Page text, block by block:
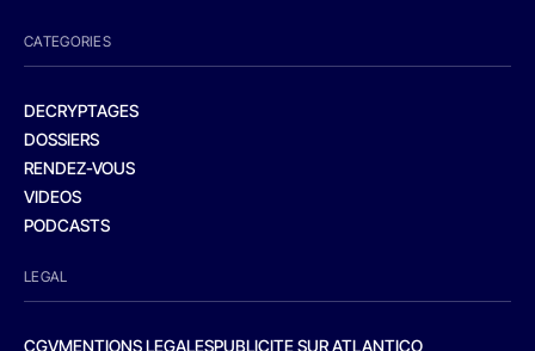
CATEGORIES
DECRYPTAGES
DOSSIERS
RENDEZ-VOUS
VIDEOS
PODCASTS
LEGAL
CGVMENTIONS LEGALESPUBLICITE SUR ATLANTICO